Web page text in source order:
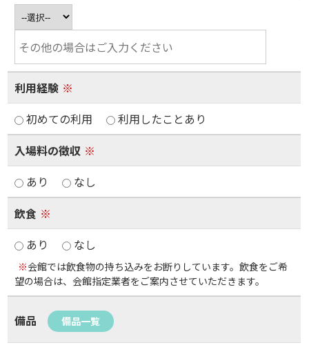
利用経験 ※
初めての利用
利用したことあり
入場料の徴収 ※
あり
なし
飲食 ※
あり
なし
※会館では飲食物の持ち込みをお断りしています。飲食をご希
望の場合は、会館指定業者をご案内させていただきます。
備品 備品一覧